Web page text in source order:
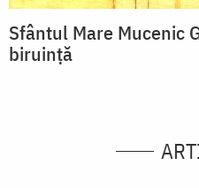
Sfântul Mare Mucenic
biruință